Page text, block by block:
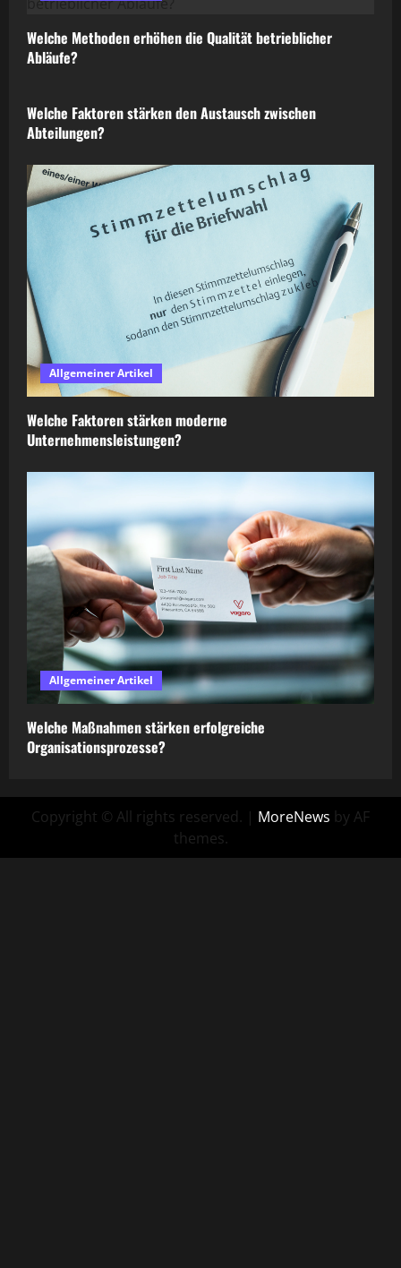
Welche Methoden erhöhen die Qualität betrieblicher
Abläufe?
Allgemeiner Artikel
Welche Faktoren stärken den Austausch zwischen
Abteilungen?
Allgemeiner Artikel
Welche Faktoren stärken moderne
Unternehmensleistungen?
Allgemeiner Artikel
Welche Maßnahmen stärken erfolgreiche
Organisationsprozesse?
Copyright © All rights reserved. | MoreNews by AF
themes.